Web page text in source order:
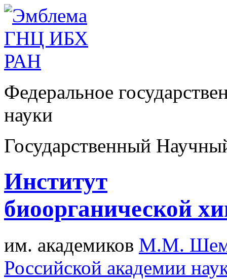
Федеральное
науки
Государственный
Институт
биоорганической
им. академиков М.М.
Российской академии